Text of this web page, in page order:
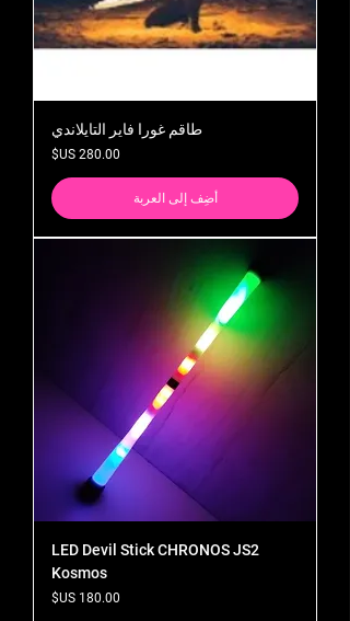
طاقم غورا فاير التايلاندي
السعر
أضِف إلى العربة
LED Devil Stick CHRONOS JS2
Kosmos
السعر